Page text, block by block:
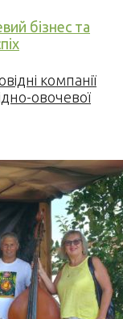
бізнес та
компанії
овочевої